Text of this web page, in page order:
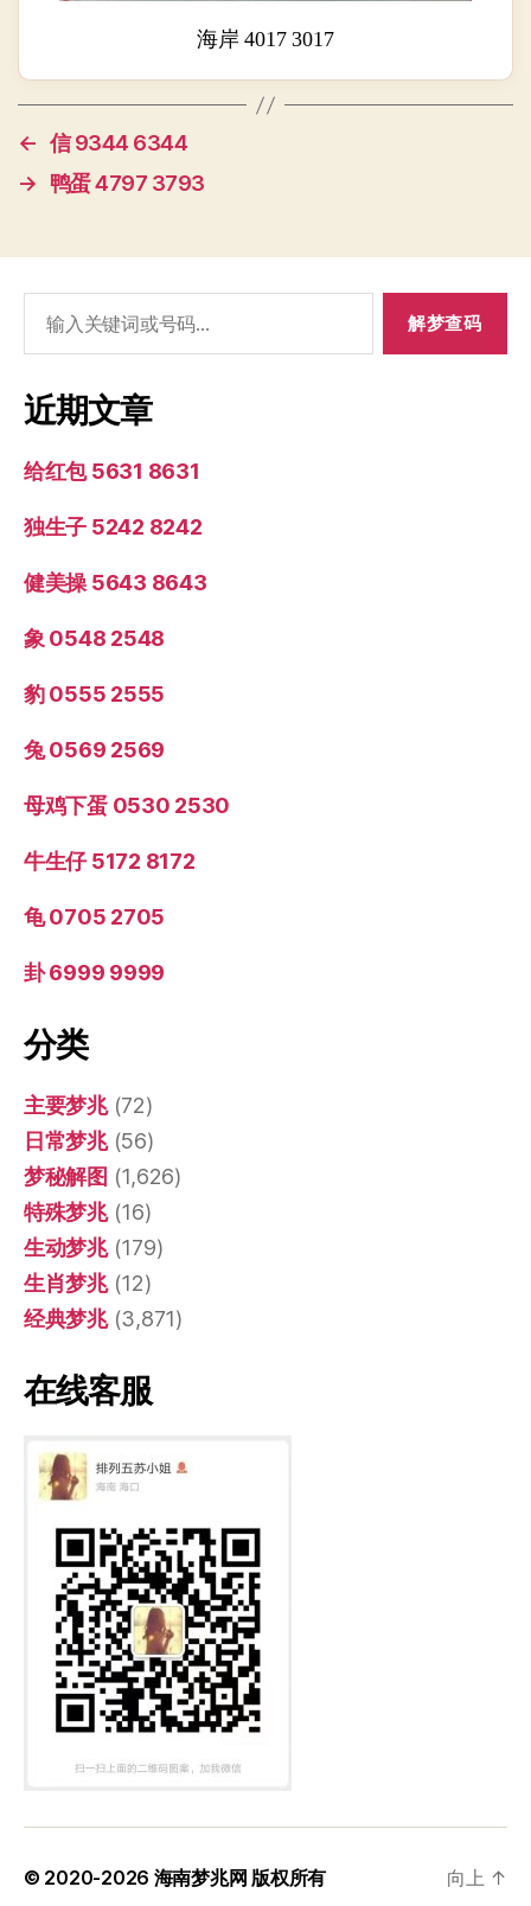
海岸 4017 3017
← 信 9344 6344
→ 鸭蛋 4797 3793
索：
近期文章
给红包 5631 8631
独生子 5242 8242
健美操 5643 8643
象 0548 2548
豹 0555 2555
兔 0569 2569
母鸡下蛋 0530 2530
牛生仔 5172 8172
龟 0705 2705
卦 6999 9999
分类
主要梦兆(72)
日常梦兆(56)
梦秘解图 (1,626)
特殊梦兆(16)
生动梦兆(179)
生肖梦兆(12)
经典梦兆(3,871)
在线客服
© 2020-2026 海南梦兆网 版权所有 向上 ↑